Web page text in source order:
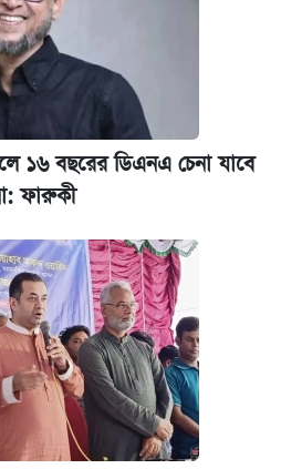
সোনার দাম
যৌনকর্মীর দালাল অ্যাডলফ
শুরু, জেনে নিন পদ্ধতি
যেসব মার্কেট-দোকানপাট
আবেদন, জানাল কর্তৃপক্ষ
চূড়ান্ত পর্যায়ে, যা জানালেন
১৬ বছরের ডিএনএ চেনা যাবে
ফারুকী